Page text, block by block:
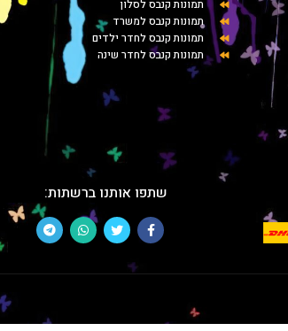
תמונות קנבס לסלון
תמונות קנבס למשרד
תמונות קנבס לחדר ילדים
תמונות קנבס לחדר שינה
שתפו אותנו ברשתות: